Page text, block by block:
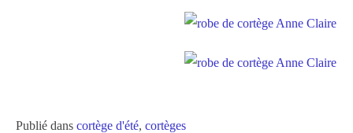
Publié dans cortège d'été, cortèges